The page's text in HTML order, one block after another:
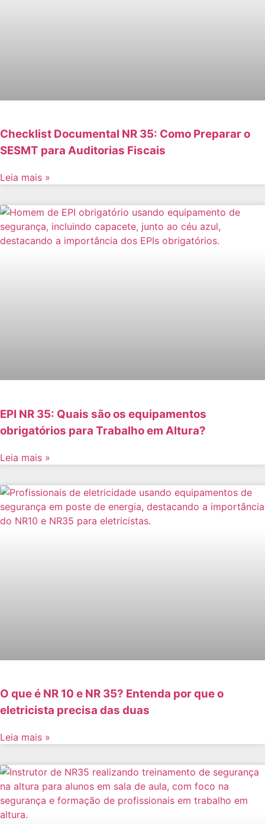
Checklist Documental NR 35: Como Preparar o
SESMT para Auditorias Fiscais
Leia mais »
EPI NR 35: Quais são os equipamentos
obrigatórios para Trabalho em Altura?
Leia mais »
O que é NR 10 e NR 35? Entenda por que o
eletricista precisa das duas
Leia mais »